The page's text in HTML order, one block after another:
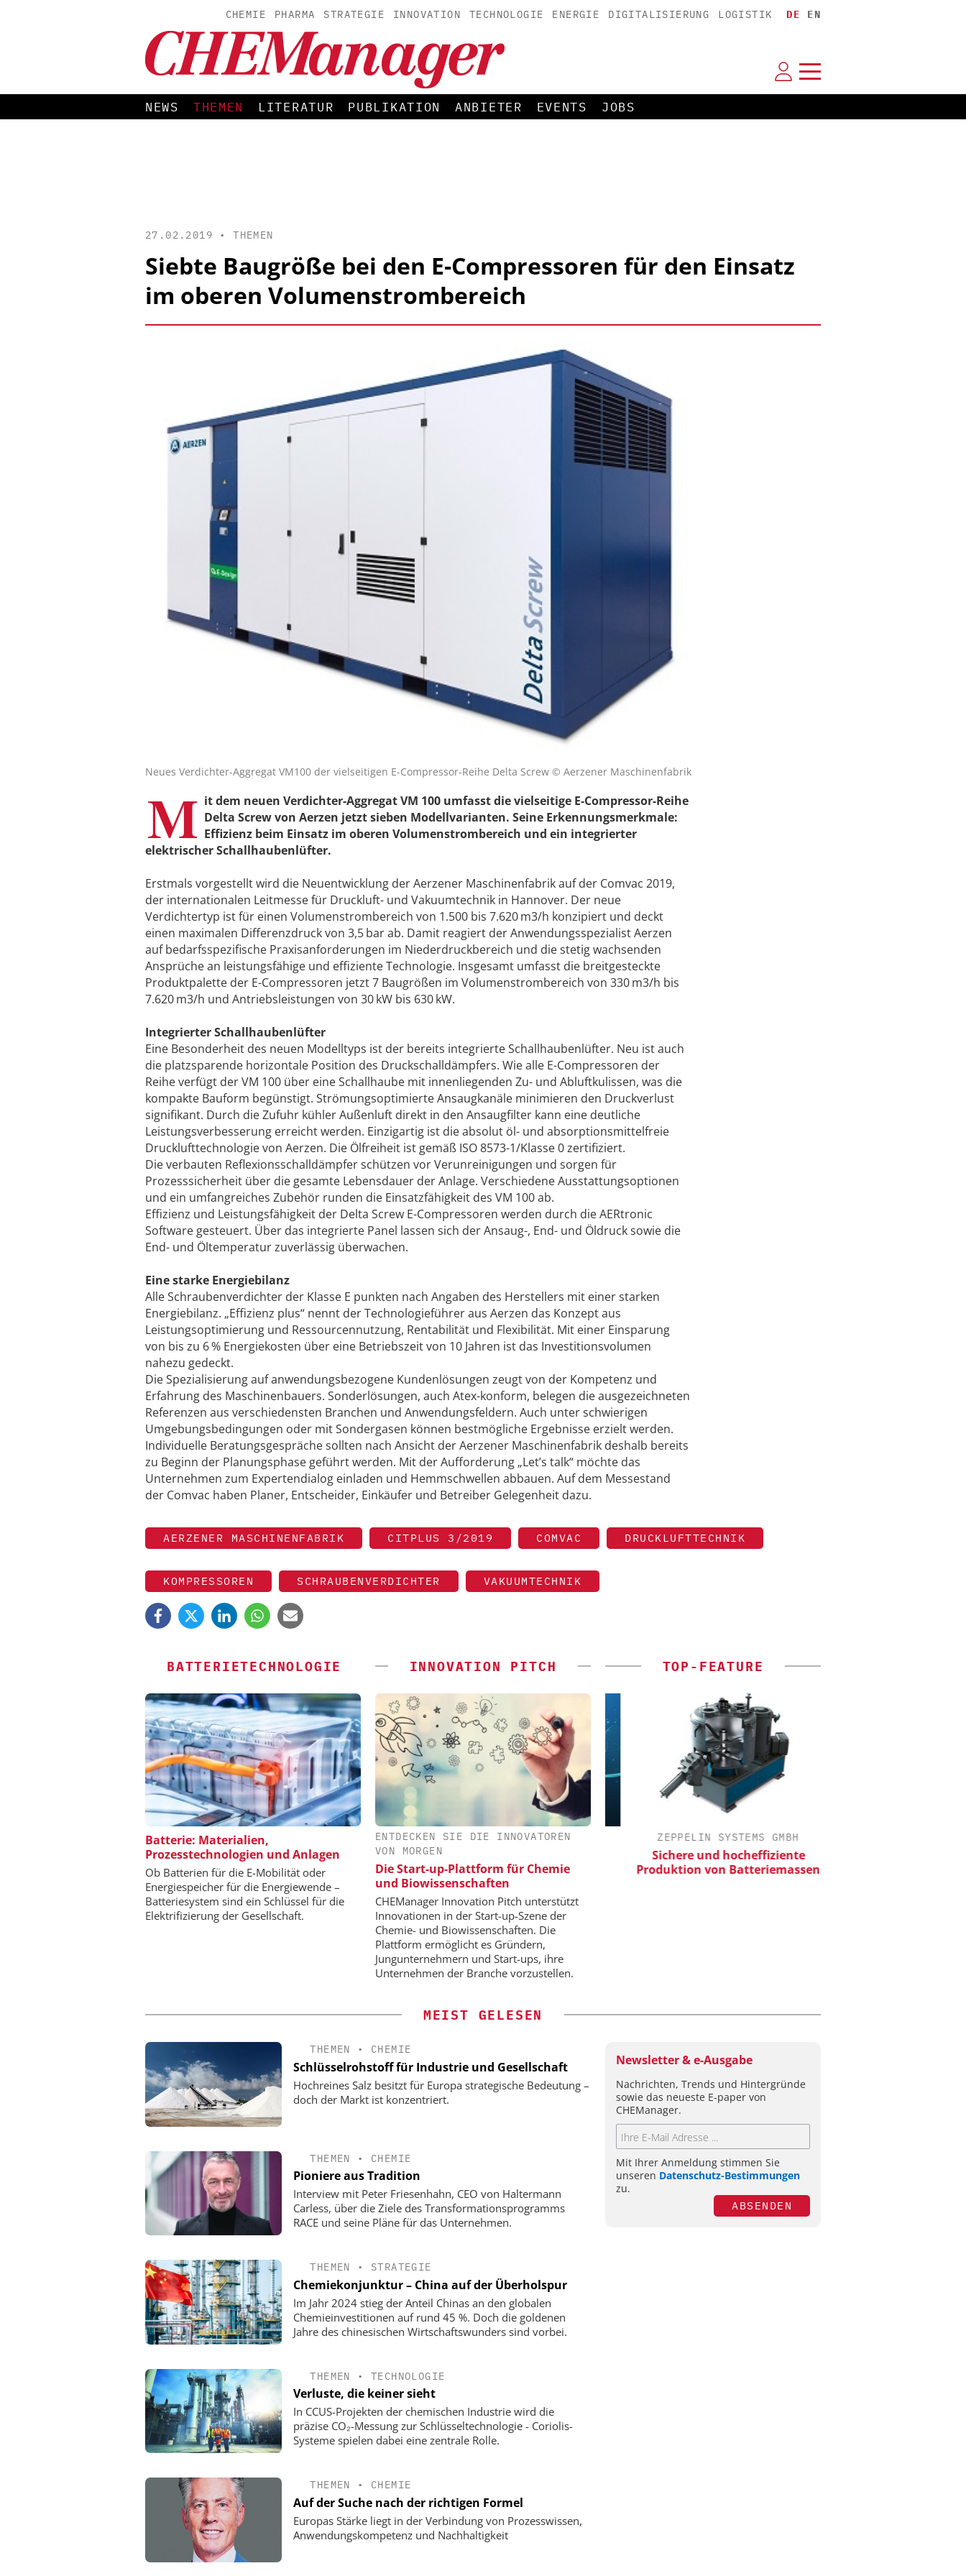
CHEMIE PHARMA STRATEGIE INNOVATION TECHNOLOGIE ENERGIE DIGITALISIERUNG LOGISTIK DE EN
NEWS THEMEN LITERATUR PUBLIKATION ANBIETER EVENTS JOBS
27.02.2019 •THEMEN
Siebte Baugröße bei den E-Compressoren für den Einsatz
im oberen Volumenstrombereich
Neues Verdichter-Aggregat VM100 der vielseitigen E-Compressor-Reihe Delta Screw © Aerzener Maschinenfabrik
M it dem neuen Verdichter-Aggregat VM 100 umfasst die vielseitige E-Compressor-Reihe
Delta Screw von ­Aerzen jetzt sieben Modellvarianten. Seine Erkennungsmerkmale:
Effizienz beim Einsatz im oberen Volumenstrombereich und ein integrierter
elektrischer Schallhaubenlüfter.
Erstmals vorgestellt wird die Neuentwicklung der Aerzener Maschinenfabrik auf der Comvac 2019,
der internationalen Leitmesse für Druckluft- und Vakuumtechnik in Hannover. Der neue
Verdichtertyp ist für einen Volumenstrombereich von 1.500 bis 7.620 m3/h konzipiert und deckt
einen maximalen Differenzdruck von 3,5 bar ab. Damit reagiert der Anwendungsspezialist Aerzen
auf bedarfsspezifische Praxis­anforderungen im Niederdruckbereich und die stetig wachsenden
Ansprüche an leistungsfähige und effiziente Technologie. Insgesamt umfasst die breitgesteckte
Produktpalette der E-Compressoren jetzt 7 Baugrößen im Volumenstrombereich von 330 m3/h bis
7.620 m3/h und Antriebsleistungen von 30 kW bis 630 kW.
Integrierter Schallhaubenlüfter
Eine Besonderheit des neuen Modelltyps ist der bereits integrierte Schallhaubenlüfter. Neu ist auch
die platzsparende horizontale Posi­tion des Druckschalldämpfers. Wie alle E-Compressoren der
Reihe verfügt der VM 100 über eine Schallhaube mit innenliegenden Zu- und Abluftkulissen, was die
kompakte Bauform begünstigt. Strömungsoptimierte Ansaugkanäle minimieren den Druckverlust
signifikant. Durch die Zufuhr kühler Außenluft direkt in den Ansaugfilter kann eine deutliche
Leistungsverbesserung erreicht werden. Einzigartig ist die absolut öl- und absorptionsmittelfreie
Drucklufttechnologie von Aerzen. Die Ölfreiheit ist gemäß ISO 8573-1/Klasse 0 zertifiziert.
Die verbauten Reflexionsschalldämpfer schützen vor Verunreinigungen und sorgen für
Prozesssicherheit über die gesamte Lebensdauer der Anlage. Verschiedene Ausstattungsoptionen
und ein umfangreiches Zubehör runden die Einsatzfähigkeit des VM 100 ab.
Effizienz und Leistungsfähigkeit der Delta Screw E-Compressoren werden durch die AER­tronic
Software gesteuert. Über das inte­grierte Panel lassen sich der Ansaug-, End- und Öldruck sowie die
End- und Öltemperatur zuverlässig überwachen.
Eine starke Energiebilanz
Alle Schraubenverdichter der Klasse E punkten nach Angaben des Herstellers mit einer starken
Energiebilanz. „Effizienz plus“ nennt der Technologieführer aus Aerzen das Konzept aus
Leistungsoptimierung und Ressourcennutzung, Rentabilität und Flexibilität. Mit einer Einsparung
von bis zu 6 % Energiekosten über eine Betriebszeit von 10 Jahren ist das Investitionsvolumen
nahezu gedeckt.
Die Spezialisierung auf anwendungsbezogene Kundenlösungen zeugt von der Kompetenz und
Erfahrung des Maschinenbauers. Sonderlösungen, auch Atex-konform, belegen die ausgezeichneten
Referenzen aus verschiedensten Branchen und Anwendungsfeldern. Auch unter schwierigen
Umgebungsbedingungen oder mit Sondergasen können bestmögliche Ergebnisse erzielt werden.
Individuelle Beratungsgespräche sollten nach Ansicht der Aerzener Maschinenfabrik deshalb bereits
zu Beginn der Planungsphase geführt werden. Mit der Aufforderung „Let’s talk“ möchte das
Unternehmen zum Expertendialog einladen und Hemmschwellen abbauen. Auf dem Messe­stand
der Comvac haben Planer, Entscheider, Einkäufer und Betreiber Gelegenheit dazu.
AERZENER MASCHINENFABRIK CITPLUS 3/2019 COMVAC DRUCKLUFTTECHNIK
KOMPRESSOREN SCHRAUBENVERDICHTER VAKUUMTECHNIK
BATTERIETECHNOLOGIE
Batterie: Materialien,
Prozesstechnologien und Anlagen
Ob Batterien für die E-Mobilität oder
Energiespeicher für die Energiewende –
Batteriesystem sind ein Schlüssel für die
Elektrifizierung der Gesellschaft.
INNOVATION PITCH
ENTDECKEN SIE DIE INNOVATOREN
VON MORGEN
Die Start-up-Plattform für Chemie
und Biowissenschaften
CHEManager Innovation Pitch unterstützt
Innovationen in der Start-up-Szene der
Chemie- und Biowissenschaften. Die
Plattform ermöglicht es Gründern,
Jungunternehmern und Start-ups, ihre
Unternehmen der Branche vorzustellen.
TOP-FEATURE
CHEMANAGER C/O WILEY-VCH GMBH
Veranstaltungssponsoring: Next
Generation Batteries and Hydrogen
SAS INSTITUTE GMBH / JMP
Visualisierung von Daten für
wissenschaftliche Erkenntnisse
ZEPPELIN SYSTEMS GMBH
Sichere und hocheffiziente
Produktion von Batteriemassen
MEIST GELESEN
THEMEN • CHEMIE
Schlüsselrohstoff für Industrie und Gesellschaft
Hochreines Salz besitzt für Europa strategische Bedeutung –
doch der Markt ist konzentriert.
THEMEN • CHEMIE
Pioniere aus Tradition
Interview mit Peter Friesenhahn, CEO von Haltermann
Carless, über die Ziele des Transformationsprogramms
RACE und seine Pläne für das Unternehmen.
THEMEN • STRATEGIE
Chemiekonjunktur – China auf der Überholspur
Im Jahr 2024 stieg der Anteil Chinas an den globalen
Chemieinvestitionen auf rund 45 %. Doch die goldenen
Jahre des chinesischen Wirtschaftswunders sind vorbei.
THEMEN •TECHNOLOGIE
Verluste, die keiner sieht
In CCUS-Projekten der chemischen Industrie wird die
präzise CO₂-Messung zur Schlüsseltechnologie - Coriolis-
Systeme spielen dabei eine zentrale Rolle.
THEMEN • CHEMIE
Auf der Suche nach der richtigen Formel
Europas Stärke liegt in der Verbindung von Prozesswissen,
Anwendungskompetenz und Nachhaltigkeit
Newsletter & e-Ausgabe
Nachrichten, Trends und Hintergründe
sowie das neueste E-paper von
CHEManager.
Mit Ihrer Anmeldung stimmen Sie
unseren Datenschutz-Bestimmungen
zu.
ABSENDEN